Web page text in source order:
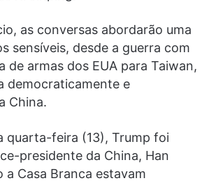
as conversas abordarão uma
sensíveis, desde a guerra com
de armas dos EUA para Taiwan,
democraticamente e
China.
quarta-feira (13), Trump foi
presidente da China, Han
a Casa Branca estavam